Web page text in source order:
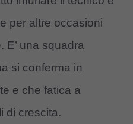
per altre occasioni
E’ una squadra
si conferma in
e che fatica a
di crescita.